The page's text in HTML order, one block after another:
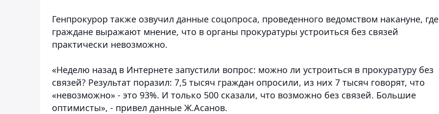
Генпрокурор также озвучил данные соцопроса, проведенного ведомством накануне, где
граждане выражают мнение, что в органы прокуратуры устроиться без связей
практически невозможно.
«Неделю назад в Интернете запустили вопрос: можно ли устроиться в прокуратуру без
связей? Результат поразил: 7,5 тысяч граждан опросили, из них 7 тысяч говорят, что
«невозможно» - это 93%. И только 500 сказали, что возможно без связей. Большие
оптимисты», - привел данные Ж.Асанов.